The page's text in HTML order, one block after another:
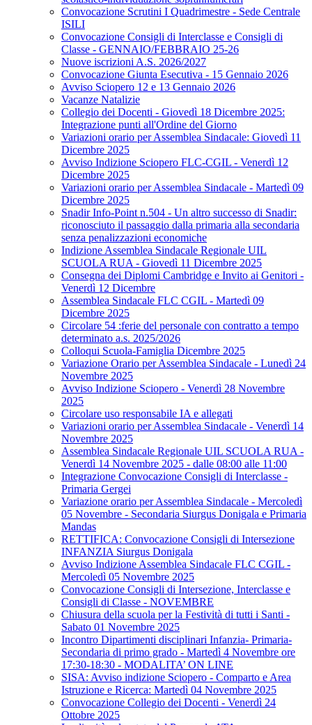
Convocazione Scrutini I Quadrimestre - Sede Centrale
ISILI
Convocazione Consigli di Interclasse e Consigli di
Classe - GENNAIO/FEBBRAIO 25-26
Nuove iscrizioni A.S. 2026/2027
Convocazione Giunta Esecutiva - 15 Gennaio 2026
Avviso Sciopero 12 e 13 Gennaio 2026
Vacanze Natalizie
Collegio dei Docenti - Giovedì 18 Dicembre 2025:
Integrazione punti all'Ordine del Giorno
Variazioni orario per Assemblea Sindacale: Giovedì 11
Dicembre 2025
Avviso Indizione Sciopero FLC-CGIL - Venerdì 12
Dicembre 2025
Variazioni orario per Assemblea Sindacale - Martedì 09
Dicembre 2025
Snadir Info-Point n.504 - Un altro successo di Snadir:
riconosciuto il passaggio dalla primaria alla secondaria
senza penalizzazioni economiche
Indizione Assemblea Sindacale Regionale UIL
SCUOLA RUA - Giovedì 11 Dicembre 2025
Consegna dei Diplomi Cambridge e Invito ai Genitori -
Venerdì 12 Dicembre
Assemblea Sindacale FLC CGIL - Martedì 09
Dicembre 2025
Circolare 54 :ferie del personale con contratto a tempo
determinato a.s. 2025/2026
Colloqui Scuola-Famiglia Dicembre 2025
Variazione Orario per Assemblea Sindacale - Lunedì 24
Novembre 2025
Avviso Indizione Sciopero - Venerdì 28 Novembre
2025
Circolare uso responsabile IA e allegati
Variazioni orario per Assemblea Sindacale - Venerdì 14
Novembre 2025
Assemblea Sindacale Regionale UIL SCUOLA RUA -
Venerdì 14 Novembre 2025 - dalle 08:00 alle 11:00
Integrazione Convocazione Consigli di Interclasse -
Primaria Gergei
Variazione orario per Assemblea Sindacale - Mercoledì
05 Novembre - Secondaria Siurgus Donigala e Primaria
Mandas
RETTIFICA: Convocazione Consigli di Intersezione
INFANZIA Siurgus Donigala
Avviso Indizione Assemblea Sindacale FLC CGIL -
Mercoledì 05 Novembre 2025
Convocazione Consigli di Intersezione, Interclasse e
Consigli di Classe - NOVEMBRE
Chiusura della scuola per la Festività di tutti i Santi -
Sabato 01 Novembre 2025
Incontro Dipartimenti disciplinari Infanzia- Primaria-
Secondaria di primo grado - Martedì 4 Novembre ore
17:30-18:30 - MODALITA’ ON LINE
SISA: Avviso indizione Sciopero - Comparto e Area
Istruzione e Ricerca: Martedì 04 Novembre 2025
Convocazione Collegio dei Docenti - Venerdì 24
Ottobre 2025